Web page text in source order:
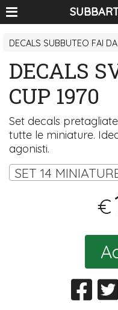
DECALS SUBBUTEO FAI
DECALS
CUP 1970
Set decals
tutte le miniature.
agonisti.
€